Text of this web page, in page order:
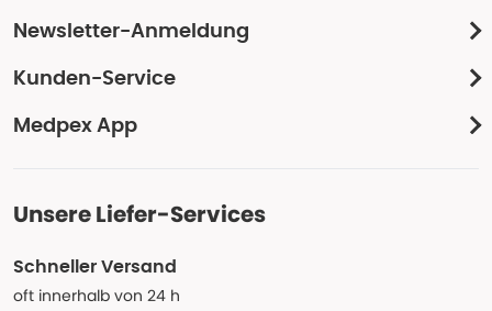
Newsletter-Anmeldung
Kunden-Service
Medpex App
Unsere Liefer-Services
Schneller Versand
oft innerhalb von 24 h